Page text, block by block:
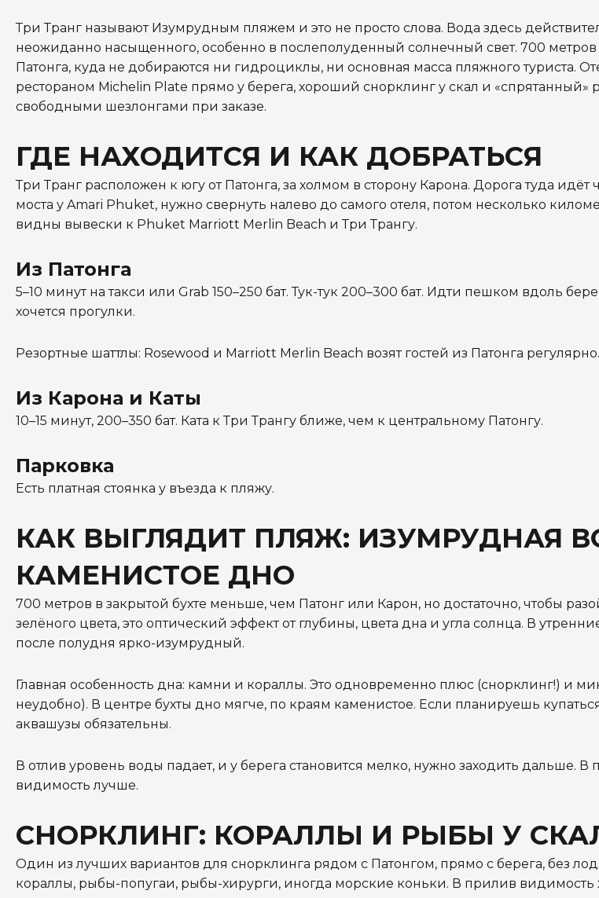
Три Транг называют Изумрудным пляжем и это не просто слова. Вода здесь
неожиданно насыщенного, особенно в послеполуденный солнечный свет. 700 метров
Патонга, куда не добираются ни гидроциклы, ни основная масса пляжного туриста.
рестораном Michelin Plate прямо у берега, хороший снорклинг у скал и «спрятанный»
свободными шезлонгами при заказе.
ГДЕ НАХОДИТСЯ И КАК ДОБРАТЬСЯ
Три Транг расположен к югу от Патонга, за холмом в сторону Карона. Дорога туда
моста у Amari Phuket, нужно свернуть налево до самого отеля, потом несколько
видны вывески к Phuket Marriott Merlin Beach и Три Трангу.
Из Патонга
5–10 минут на такси или Grab 150–250 бат. Тук-тук 200–300 бат. Идти пешком вдоль
хочется прогулки.
Резортные шаттлы: Rosewood и Marriott Merlin Beach возят гостей из Патонга регулярно.
Из Карона и Каты
10–15 минут, 200–350 бат. Ката к Три Трангу ближе, чем к центральному Патонгу.
Парковка
Есть платная стоянка у въезда к пляжу.
КАК ВЫГЛЯДИТ ПЛЯЖ: ИЗУМРУДНАЯ
КАМЕНИСТОЕ ДНО
700 метров в закрытой бухте меньше, чем Патонг или Карон, но достаточно, чтобы
зелёного цвета, это оптический эффект от глубины, цвета дна и угла солнца. В
после полудня ярко-изумрудный.
Главная особенность дна: камни и кораллы. Это одновременно плюс (снорклинг!) и
неудобно). В центре бухты дно мягче, по краям каменистое. Если планируешь
аквашузы обязательны.
В отлив уровень воды падает, и у берега становится мелко, нужно заходить дальше.
видимость лучше.
СНОРКЛИНГ: КОРАЛЛЫ И РЫБЫ У
Один из лучших вариантов для снорклинга рядом с Патонгом, прямо с берега, без
кораллы, рыбы-попугаи, рыбы-хирурги, иногда морские коньки. В прилив видимость